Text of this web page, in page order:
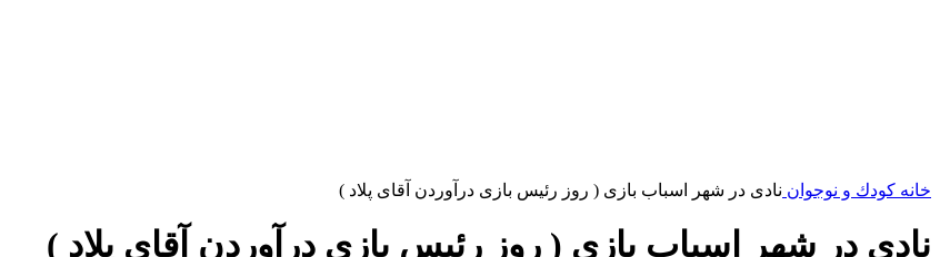
خانه کودك و نوجوان نادی در شهر اسباب بازی ( روز رئیس بازی درآوردن آقای پلاد )
نادی در شهر اسباب بازی ( روز رئیس بازی درآوردن آقای پلاد )